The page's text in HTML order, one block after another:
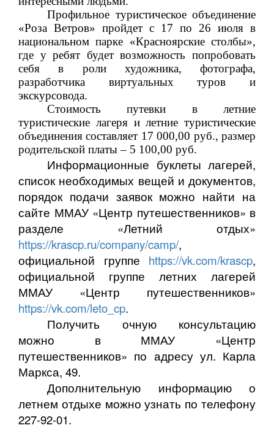
Профильное туристическое объединение
«Роза Ветров» пройдет с 17 по 26 июля в
национальном парке «Красноярские столбы»,
где у ребят будет возможность попробовать
себя в роли художника, фотографа,
разработчика виртуальных туров и
экскурсовода.
Стоимость путевки в летние
туристические лагеря и летние туристические
объединения составляет 17 000,00 руб., размер
родительской платы – 5 100,00 руб.
Информационные буклеты лагерей,
список необходимых вещей и документов,
порядок подачи заявок можно найти на
сайте ММАУ «Центр путешественников» в
разделе «Летний отдых»
https://krascp.ru/company/camp/,
официальной группе https://vk.com/krascp,
официальной группе летних лагерей
ММАУ «Центр путешественников»
https://vk.com/leto_cp.
Получить очную консультацию
можно в ММАУ «Центр
путешественников» по адресу ул. Карла
Маркса, 49.
Дополнительную информацию о
летнем отдыхе можно узнать по телефону
227-92-01.